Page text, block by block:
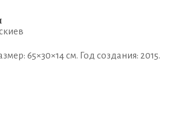
65×30×14 см. Год создания: 2015.